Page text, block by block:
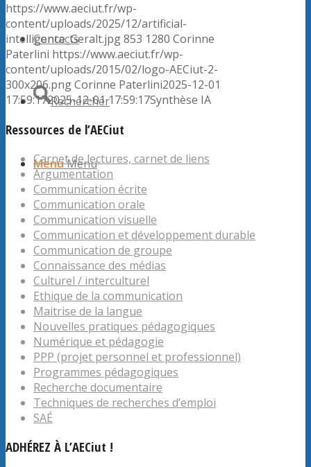
Contacts
Rechercher
MenuMenu
https://www.aeciut.fr/wp-
content/uploads/2025/12/artificial-
intelligence_Geralt.jpg853 1280 Corinne
Paterlini https://www.aeciut.fr/wp-
content/uploads/2015/02/logo-AECiut-2-
300x206.pngCorinne Paterlini2025-12-01
17:59:172025-12-01 17:59:17Synthèse IA
Ressources de l’AECiut
Carnet de lectures, carnet de liens
Argumentation
Communication écrite
Communication orale
Communication visuelle
Communication et développement durable
Communication de groupe
Connaissance des médias
Culturel / interculturel
Ethique de la communication
Maitrise de la langue
Nouvelles pratiques pédagogiques
Numérique et pédagogie
PPP (projet personnel et professionnel)
Programmes pédagogiques
Recherche documentaire
Techniques de recherches d’emploi
SAÉ
ADHÉREZ À L’AECiut !